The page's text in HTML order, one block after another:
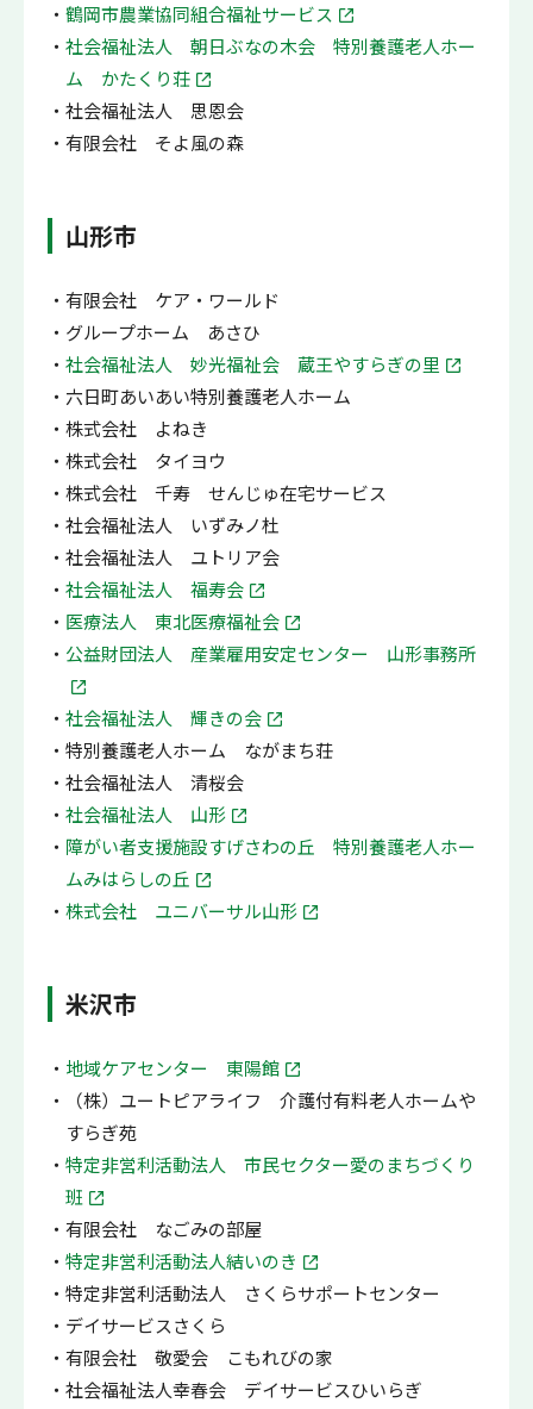
鶴岡市農業協同組合福祉サービス
社会福祉法人 朝日ぶなの木会 特別養護老人ホー
ム かたくり荘
社会福祉法人 思恩会
有限会社 そよ風の森
山形市
有限会社 ケア・ワールド
グループホーム あさひ
社会福祉法人 妙光福祉会 蔵王やすらぎの里
六日町あいあい特別養護老人ホーム
株式会社 よねき
株式会社 タイヨウ
株式会社 千寿 せんじゅ在宅サービス
社会福祉法人 いずみノ杜
社会福祉法人 ユトリア会
社会福祉法人 福寿会
医療法人 東北医療福祉会
公益財団法人 産業雇用安定センター 山形事務所
社会福祉法人 輝きの会
特別養護老人ホーム ながまち荘
社会福祉法人 清桜会
社会福祉法人 山形
障がい者支援施設すげさわの丘 特別養護老人ホー
ムみはらしの丘
株式会社 ユニバーサル山形
米沢市
地域ケアセンター 東陽館
（株）ユートピアライフ 介護付有料老人ホームや
すらぎ苑
特定非営利活動法人 市民セクター愛のまちづくり
班
有限会社 なごみの部屋
特定非営利活動法人結いのき
特定非営利活動法人 さくらサポートセンター
デイサービスさくら
有限会社 敬愛会 こもれびの家
社会福祉法人幸春会 デイサービスひいらぎ